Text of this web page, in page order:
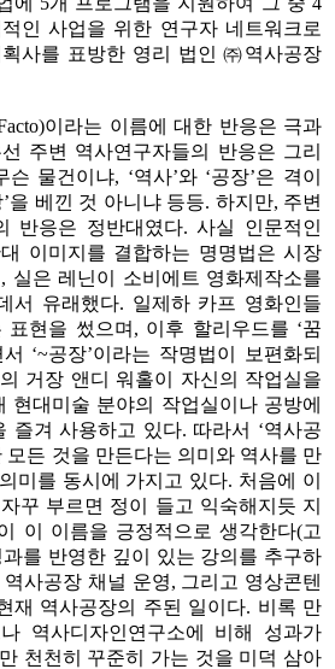
인 사업을 위한 연구자 네트워크로
사를 표방한 영리 법인 ㈜역사공장
이라는 이름에 대한 반응은 극과
주변 역사연구자들의 반응은 그리
물건이냐, ‘역사’와 ‘공장’은 격이
을 베낀 것 아니냐 등등. 하지만, 주변
반응은 정반대였다. 사실 인문적인
대 이미지를 결합하는 명명법은 시장
실은 레닌이 소비에트 영화제작소를
서 유래했다. 일제하 카프 영화인들
표현을 썼으며, 이후 할리우드를 ‘꿈
‘~공장’이라는 작명법이 보편화되
거장 앤디 워홀이 자신의 작업실을
현대미술 분야의 작업실이나 공방에
즐겨 사용하고 있다. 따라서 ‘역사공
모든 것을 만든다는 의미와 역사를 만
미를 동시에 가지고 있다. 처음에 이
꾸 부르면 정이 들고 익숙해지듯 지
이 이름을 긍정적으로 생각한다(고
를 반영한 깊이 있는 강의를 추구하
사공장 채널 운영, 그리고 영상콘텐
재 역사공장의 주된 일이다. 비록 만
역사디자인연구소에 비해 성과가
천천히 꾸준히 가는 것을 미덕 삼아